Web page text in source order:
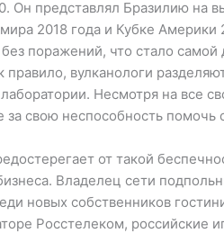
Он представлял Бразилию на
2018 года и Кубке
поражений, что стало
правило, вулканологи
Несмотря на все
за свою неспособность
от такой
Владелец сети
новых собственников
Росстелеком, российские